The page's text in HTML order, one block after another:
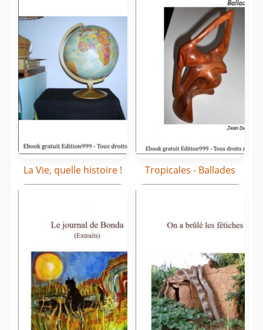
La Vie, quelle histoire ! Tropicales - Ballades